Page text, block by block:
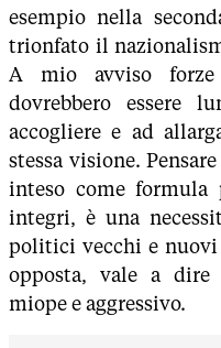
esempio nella
trionfato il
A mio avviso
dovrebbero essere
accogliere e ad
stessa visione.
inteso come formula
integri, è una
politici vecchi e
opposta, vale a
miope e aggressivo.